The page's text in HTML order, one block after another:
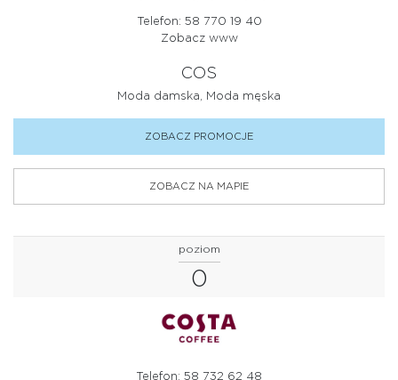
Telefon: 58 770 19 40
Zobacz www
COS
Moda damska, Moda męska
ZOBACZ PROMOCJE
ZOBACZ NA MAPIE
poziom
0
Telefon: 58 732 62 48